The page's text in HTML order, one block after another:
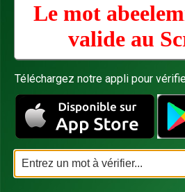
Le mot
valide au
Téléchargez notre appli pour